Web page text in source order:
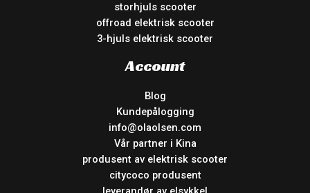
storhjuls scooter
offroad elektrisk scooter
3-hjuls elektrisk scooter
Account
Blog
Kundepålogging
info@olaolsen.com
Vår partner i Kina
produsent av elektrisk scooter
citycoco produsent